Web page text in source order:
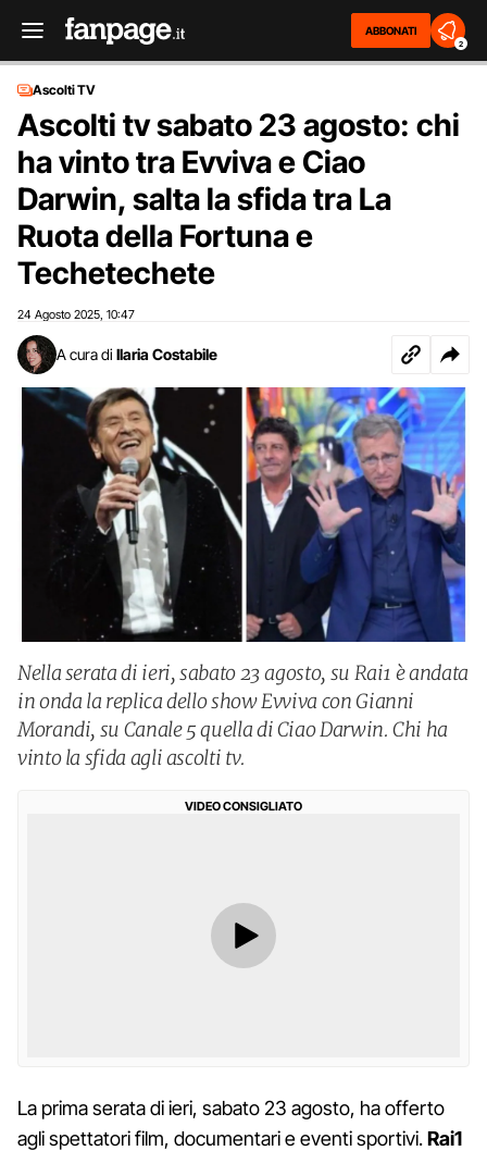
ABBONATI
2
Ascolti TV
Ascolti tv sabato 23 agosto: chi
ha vinto tra Evviva e Ciao
Darwin, salta la sfida tra La
Ruota della Fortuna e
Techetechete
24 Agosto 2025 10:47
A cura di Ilaria Costabile
Nella serata di ieri, sabato 23 agosto, su Rai1 è andata
in onda la replica dello show Evviva con Gianni
Morandi, su Canale 5 quella di Ciao Darwin. Chi ha
vinto la sfida agli ascolti tv.
VIDEO CONSIGLIATO
La prima serata di ieri, sabato 23 agosto, ha offerto
agli spettatori film, documentari e eventi sportivi.Rai1